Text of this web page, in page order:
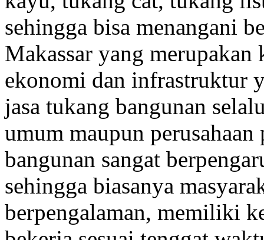
sehingga bisa menangani
Makassar yang merupakan
ekonomi dan infrastruktur
jasa tukang bangunan
umum maupun
bangunan sangat
sehingga biasanya
berpengalaman, memiliki